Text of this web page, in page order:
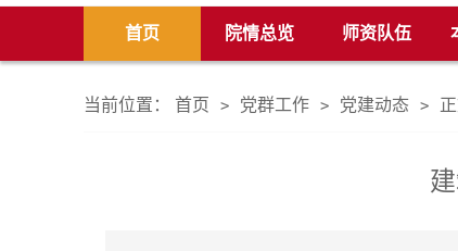
首页 院情总览 师资队伍
当前位置： 首页 > 党群工作 > 党建动态 >